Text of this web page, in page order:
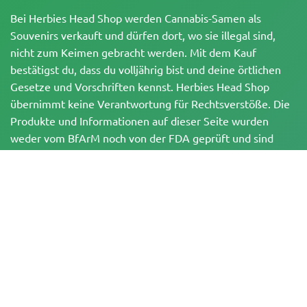
Bei Herbies Head Shop werden Cannabis-Samen als
Souvenirs verkauft und dürfen dort, wo sie illegal sind,
nicht zum Keimen gebracht werden. Mit dem Kauf
bestätigst du, dass du volljährig bist und deine örtlichen
Gesetze und Vorschriften kennst. Herbies Head Shop
übernimmt keine Verantwortung für Rechtsverstöße. Die
Produkte und Informationen auf dieser Seite wurden
weder vom BfArM noch von der FDA geprüft und sind